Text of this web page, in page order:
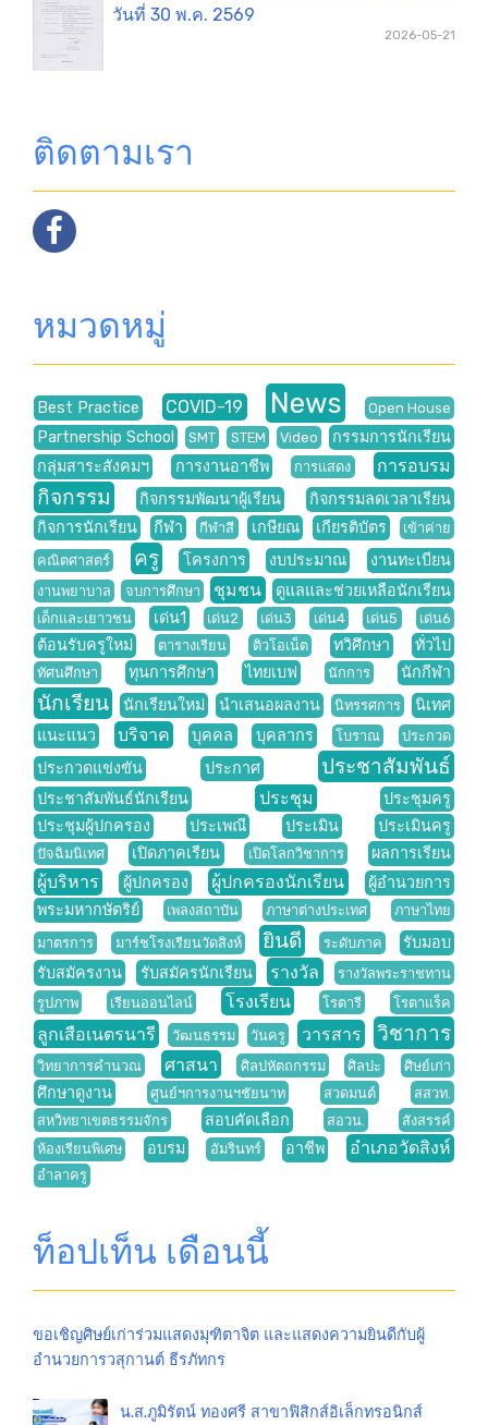
วันที่ 30 พ.ค. 2569
2026-05-21
ติดตามเรา
หมวดหมู่
Best Practice COVID-19 News Open House
Partnership School SMT STEM Video
กรรมการนักเรียน
กลุ่มสาระสังคมฯ
การงานอาชีพ การแสดง การอบรม
กิจกรรม กิจกรรมพัฒนาผู้เรียน
กิจกรรมลดเวลาเรียน
กิจการนักเรียน
กีฬา กีฬาสี เกษียณ เกียรติบัตร
เข้าค่าย
คณิตศาสตร์
ครู โครงการ งบประมาณ งานทะเบียน
งานพยาบาล จบการศึกษา ชุมชน ดูแลและช่วยเหลือนักเรียน
เด็กและเยาวชน เด่น1 เด่น2 เด่น3 เด่น4 เด่น5 เด่น6
ต้อนรับครูใหม่ ตารางเรียน ติวโอเน็ต ทวิศึกษา ทั่วไป
ทัศนศึกษา ทุนการศึกษา ไทยเบฟ นักการ นักกีฬา
นักเรียน นักเรียนใหม่ นำเสนอผลงาน นิทรรศการ
นิเทศ
แนะแนว
บริจาค บุคคล บุคลากร โบราณ ประกวด
ประกวดแข่งขัน ประกาศ ประชาสัมพันธ์
ประชาสัมพันธ์นักเรียน ประชุม
ประชุมครู
ประชุมผู้ปกครอง
ประเพณี ประเมิน ประเมินครู
ปัจฉิมนิเทศ เปิดภาคเรียน เปิดโลกวิชาการ ผลการเรียน
ผู้บริหาร ผู้ปกครอง ผู้ปกครองนักเรียน
ผู้อำนวยการ
พระมหากษัตริย์
เพลงสถาบัน ภาษาต่างประเทศ
ภาษาไทย
มาตรการ
มาร์ชโรงเรียนวัดสิงห์ ยินดี ระดับภาค
รับมอบ
รับสมัครงาน
รับสมัครนักเรียน รางวัล
รางวัลพระราชทาน
รูปภาพ
เรียนออนไลน์ โรงเรียน โรตารี โรตาแร็ค
ลูกเสือเนตรนารี วัฒนธรรม วันครู วารสาร วิชาการ
วิทยาการคำนวณ ศาสนา ศิลปหัตถกรรม ศิลปะ ศิษย์เก่า
ศึกษาดูงาน ศูนย์ฯการงานฯชัยนาท สวดมนต์
สสวท.
สหวิทยาเขตธรรมจักร
สอบคัดเลือก สอวน.
สังสรรค์
ห้องเรียนพิเศษ
อบรม อัมรินทร์ อาชีพ อำเภอวัดสิงห์
อำลาครู
ท็อปเท็น เดือนนี้
ขอเชิญศิษย์เก่าร่วมแสดงมุฑิตาจิต และแสดงความยินดีกับผู้
อำนวยการวสุกานต์ ธีรภัทกร
น.ส.ภูมิรัตน์ ทองศรี สาขาฟิสิกส์อิเล็กทรอนิกส์